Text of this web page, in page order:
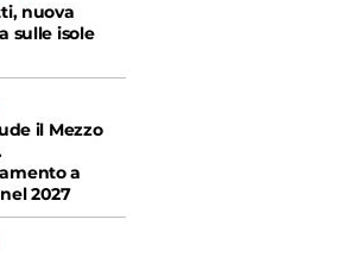
nuova
sulle isole
il Mezzo
a
2027